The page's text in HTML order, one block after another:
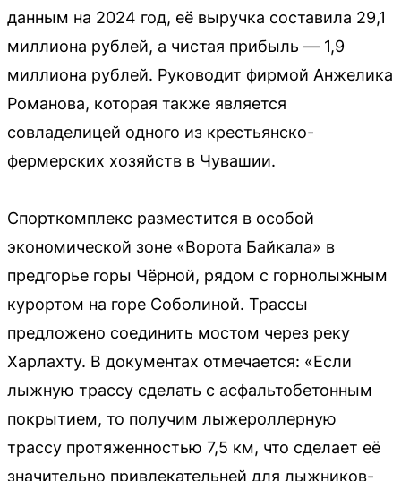
данным на 2024 год, её выручка составила 29,1
миллиона рублей, а чистая прибыль — 1,9
миллиона рублей. Руководит фирмой Анжелика
Романова, которая также является
совладелицей одного из крестьянско-
фермерских хозяйств в Чувашии.
Спорткомплекс разместится в особой
экономической зоне «Ворота Байкала» в
предгорье горы Чёрной, рядом с горнолыжным
курортом на горе Соболиной. Трассы
предложено соединить мостом через реку
Харлахту. В документах отмечается: «Если
лыжную трассу сделать с асфальтобетонным
покрытием, то получим лыжероллерную
трассу протяженностью 7,5 км, что сделает её
значительно привлекательней для лыжников-